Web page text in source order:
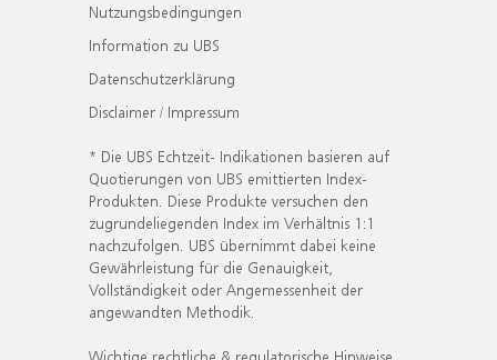
Nutzungsbedingungen
Information zu UBS
Datenschutzerklärung
Disclaimer / Impressum
* Die UBS Echtzeit- Indikationen basieren auf
Quotierungen von UBS emittierten Index-
Produkten. Diese Produkte versuchen den
zugrundeliegenden Index im Verhältnis 1:1
nachzufolgen. UBS übernimmt dabei keine
Gewährleistung für die Genauigkeit,
Vollständigkeit oder Angemessenheit der
angewandten Methodik.